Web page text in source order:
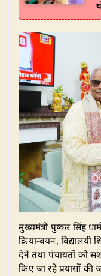
​मुख्यमंत्री पुष्कर सिंह
क्रियान्वयन, विद्यालयी
देने तथा पंचायतों को
किए जा रहे प्रयासों की